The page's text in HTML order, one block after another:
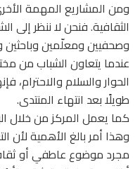
ومن المشاريع المهمة
الثقافية. فنحن لا ننظر إلى
وصحفيين ومعلّمين
عندما يتعاون الشباب من
الحوار والسلام
طويلًا بعد انتهاء المنتدى.
كما يعمل المركز من خلال
وهذا أمر بالغ الأهمية لأن
مجرد موضوع عاطفي أو